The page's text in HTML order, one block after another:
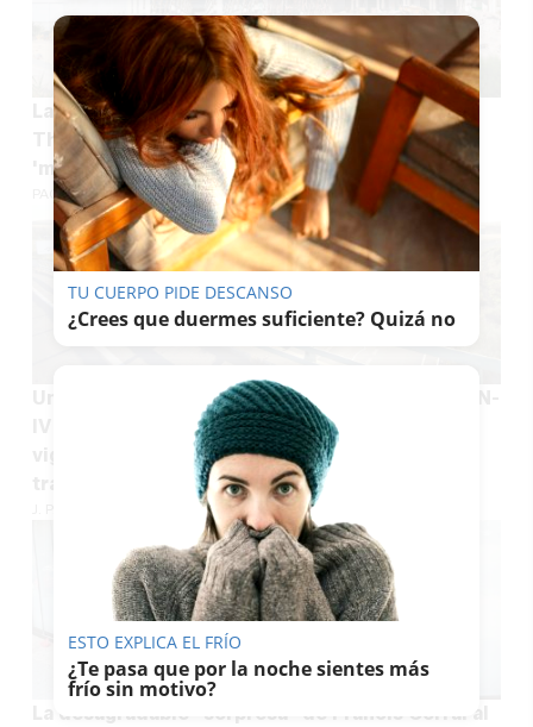
La paradoja de Jerez: 'nacen' las bodegas de
The Macallan con 9,3 millones de inversión;
'mueren' las de Croft
PACO SÁNCHEZ MÚGICA
Una mujer queda inconsciente al volante en la N-
IV a su paso por Jerez: fue auxiliada por un
vigilante de seguridad que también reguló el
La desagradable "sorpresa" de Francis Corral al
TU CUERPO PIDE DESCANSO
¿Crees que duermes suficiente? Quizá no
ESTO EXPLICA EL FRÍO
¿Te pasa que por la noche sientes más
frío sin motivo?